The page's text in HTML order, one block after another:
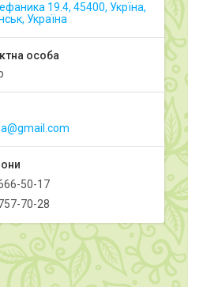
19.4, 45400, Укрїна,
Україна
50-17
70-28